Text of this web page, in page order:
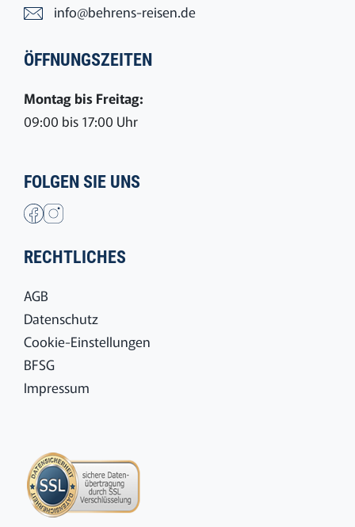
info@behrens-reisen.de
ÖFFNUNGSZEITEN
Montag bis Freitag:
09:00 bis 17:00 Uhr
FOLGEN SIE UNS
RECHTLICHES
AGB
Datenschutz
Cookie-Einstellungen
BFSG
Impressum